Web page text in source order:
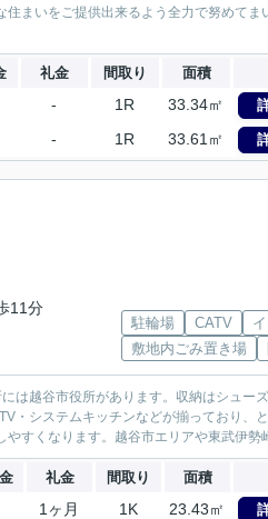
まいをご提供出来るよう全力で努めて
礼金 間取り 面積
- 1R 33.34㎡
- 1R 33.61㎡
11分
駐輪場 CATV
敷地内ごみ置き場
は越谷市役所があります。収納はシュー
・システムキッチンなどが揃っており、
すくなります。越谷市エリアや東武伊勢
礼金 間取り 面積
1ヶ月 1K 23.43㎡